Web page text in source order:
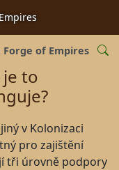
of Empires
je to
v Kolonizaci
pro zajištění
tři úrovně podpory